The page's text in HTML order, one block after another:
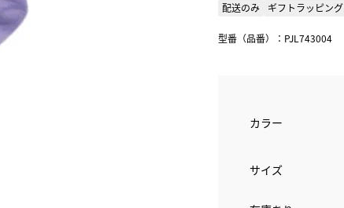
配送のみ ギフトラッピング
型番（品番）：PJL743004
カラー
サイズ